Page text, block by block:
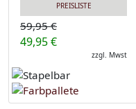
PREISLISTE
59,95 €
49,95 €
zzgl. Mwst